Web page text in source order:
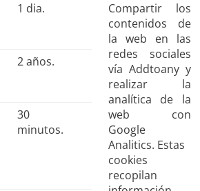
1 dia.
Compartir los
contenidos de
la web en las
redes sociales
vía Addtoany y
realizar la
analítica de la
web con
Google
Analitics. Estas
cookies
recopilan
2 años.
30
minutos.